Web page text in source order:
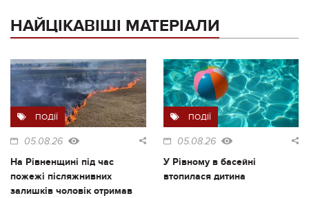
НАЙЦІКАВІШІ МАТЕРІАЛИ
ПОДІЇ
05.08.26
На Рівненщині під час
пожежі післяжнивних
залишків чоловік отримав
ПОДІЇ
05.08.26
У Рівному в басейні
втопилася дитина